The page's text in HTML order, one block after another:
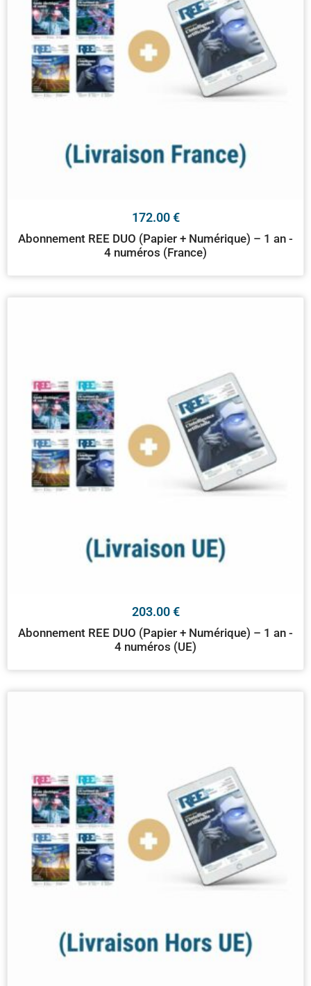
172.00€
Abonnement REE DUO (Papier + Numérique) – 1 an -
4 numéros (France)
203.00€
Abonnement REE DUO (Papier + Numérique) – 1 an -
4 numéros (UE)